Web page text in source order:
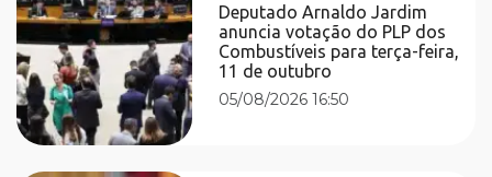
Deputado Arnaldo Jardim
anuncia votação do PLP dos
Combustíveis para terça-feira,
11 de outubro
05/08/2026 16:50